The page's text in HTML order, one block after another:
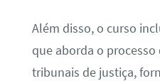
Além disso, o curso
que aborda o processo
tribunais de justiça,